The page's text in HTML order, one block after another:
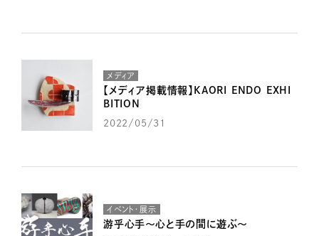
メディア
【メディア掲載情報】KAORI ENDO EXHI
BITION
2022/05/31
イベント・展示
游乎心手～心と手の間に遊ぶ～